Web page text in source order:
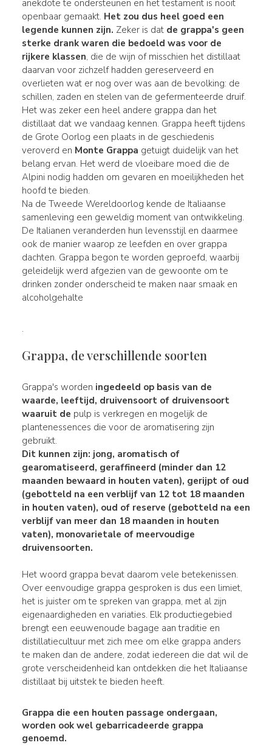
anekdote te ondersteunen en het testament is nooit
openbaar gemaakt. Het zou dus heel goed een
legende kunnen zijn. Zeker is dat de grappa's geen
sterke drank waren die bedoeld was voor de
rijkere klassen, die de wijn of misschien het distillaat
daarvan voor zichzelf hadden gereserveerd en
overlieten wat er nog over was aan de bevolking: de
schillen, zaden en stelen van de gefermenteerde druif.
Het was zeker een heel andere grappa dan het
distillaat dat we vandaag kennen. Grappa heeft tijdens
de Grote Oorlog een plaats in de geschiedenis
veroverd en Monte Grappa getuigt duidelijk van het
belang ervan. Het werd de vloeibare moed die de
Alpini nodig hadden om gevaren en moeilijkheden het
hoofd te bieden.
Na de Tweede Wereldoorlog kende de Italiaanse
samenleving een geweldig moment van ontwikkeling.
De Italianen veranderden hun levensstijl en daarmee
ook de manier waarop ze leefden en over grappa
dachten. Grappa begon te worden geproefd, waarbij
geleidelijk werd afgezien van de gewoonte om te
drinken zonder onderscheid te maken naar smaak en
alcoholgehalte
.
Grappa, de verschillende soorten
Grappa's worden ingedeeld op basis van de
waarde, leeftijd, druivensoort of druivensoort
waaruit de pulp is verkregen en mogelijk de
plantenessences die voor de aromatisering zijn
gebruikt.
Dit kunnen zijn: jong, aromatisch of
gearomatiseerd, geraffineerd (minder dan 12
maanden bewaard in houten vaten), gerijpt of oud
(gebotteld na een verblijf van 12 tot 18 maanden
in houten vaten), oud of reserve (gebotteld na een
verblijf van meer dan 18 maanden in houten
vaten), monovarietale of meervoudige
druivensoorten.
Het woord grappa bevat daarom vele betekenissen.
Over eenvoudige grappa gesproken is dus een limiet,
het is juister om te spreken van grappa, met al zijn
eigenaardigheden en variaties. Elk productiegebied
brengt een eeuwenoude bagage aan traditie en
distillatiecultuur met zich mee om elke grappa anders
te maken dan de andere, zodat iedereen die dat wil de
grote verscheidenheid kan ontdekken die het Italiaanse
distillaat bij uitstek te bieden heeft.
Grappa die een houten passage ondergaan,
worden ook wel gebarricadeerde grappa
genoemd.